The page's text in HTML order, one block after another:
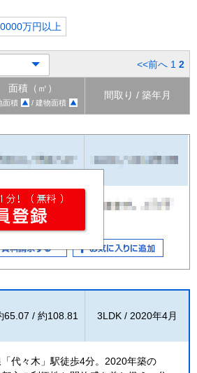
万円以上
<<前へ 1 2
面積（㎡）
面積 / 建物面積
間取り / 築年月
65.07 / 約108.81 3LDK / 2020年4月
代々木」駅徒歩4分。2020年築の